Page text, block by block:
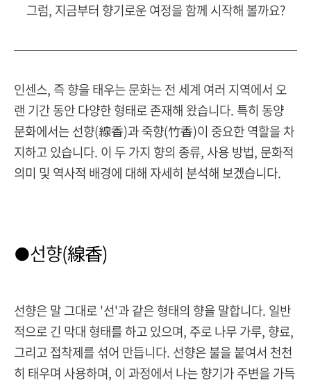
그럼, 지금부터 향기로운 여정을 함께 시작해 볼까요?
인센스, 즉 향을 태우는 문화는 전 세계 여러 지역에서 오
랜 기간 동안 다양한 형태로 존재해 왔습니다. 특히 동양
문화에서는 선향(線香)과 죽향(竹香)이 중요한 역할을 차
지하고 있습니다. 이 두 가지 향의 종류, 사용 방법, 문화적
의미 및 역사적 배경에 대해 자세히 분석해 보겠습니다.
●선향(線香)
선향은 말 그대로 '선'과 같은 형태의 향을 말합니다. 일반
적으로 긴 막대 형태를 하고 있으며, 주로 나무 가루, 향료,
그리고 접착제를 섞어 만듭니다. 선향은 불을 붙여서 천천
히 태우며 사용하며, 이 과정에서 나는 향기가 주변을 가득